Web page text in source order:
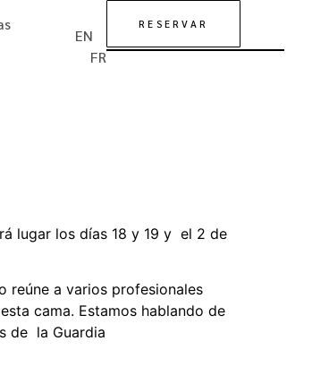
EN
FR
RESERVAR
lugar los días 18 y 19 y el 2 de
reúne a varios profesionales
cama. Estamos hablando de
de la Guardia